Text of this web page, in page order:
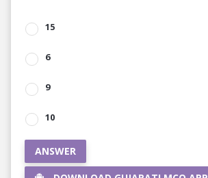
15
6
9
10
ANSWER